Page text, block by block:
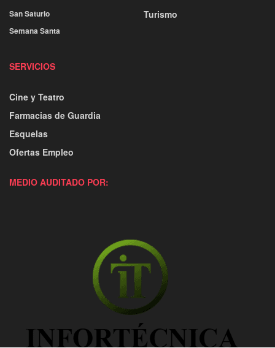
San Saturio
Semana Santa
Turismo
SERVICIOS
Cine y Teatro
Farmacias de Guardia
Esquelas
Ofertas Empleo
MEDIO AUDITADO POR: